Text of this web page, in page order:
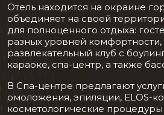
Отель находится на окраине
объединяет на своей
для полноценного отдыха:
разных уровней
развлекательный клуб с
караоке, спа-центр, а также
В Спа-центре предлагают
омоложения, эпиляции, ELOS-
косметологические